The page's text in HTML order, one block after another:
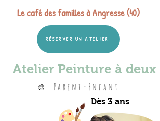
RÉSERVER UN ATELIER
Le café des familles à Angresse (40)
Atelier Peinture à deux
🎨 Parent-Enfant
Dès 3 ans